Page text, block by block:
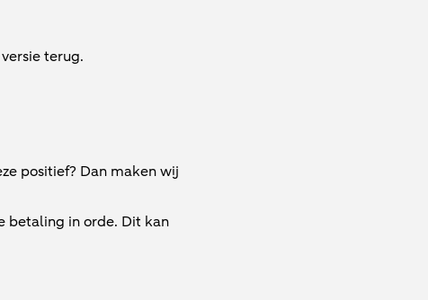
terug.
positief? Dan maken wij
betaling in orde. Dit kan